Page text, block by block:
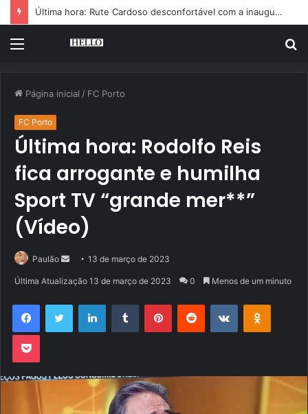
Última hora: Rute Cardoso desconfortável com a inauguração da estátua de Diogo Jota
Menu
Página inicial / FC Porto
FC Porto
Última hora: Rodolfo Reis
fica arrogante e humilha
Sport TV “grande mer**”
(Vídeo)
Paulão
Mande
mail
13 de março de 2023
Última Atualização 13 de março de 2023 0 Menos de um minuto
FacebookTwitter LinkedinTumblr PinterestReddit VK OK
Pocket